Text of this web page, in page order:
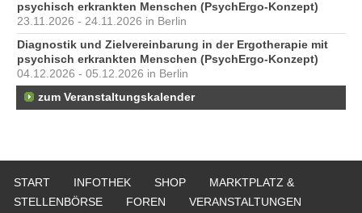
psychisch erkrankten Menschen (PsychErgo-Konzept)
23.11.2026 - 24.11.2026 in Berlin
Diagnostik und Zielvereinbarung in der Ergotherapie mit
psychisch erkrankten Menschen (PsychErgo-Konzept)
04.12.2026 - 05.12.2026 in Berlin
zum Veranstaltungskalender
START INFOTHEK SHOP
MARKTPLATZ &
STELLENBÖRSE
FOREN
VERANSTALTUNGEN